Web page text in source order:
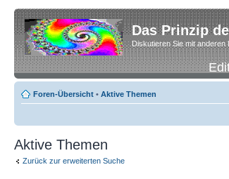
Das Prinzip
Diskutieren Sie mit
Foren-Übersicht • Aktive Themen
Aktive Themen
Zurück zur erweiterten Suche